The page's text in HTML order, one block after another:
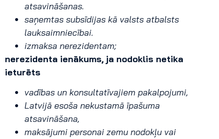
atsavināšanas.
saņemtas subsīdijas kā valsts atbalsts
lauksaimniecībai.
izmaksa nerezidentam;
nerezidenta ienākums, ja nodoklis netika
ieturēts
vadības un konsultatīvajiem pakalpojumi,
Latvijā esoša nekustamā īpašuma
atsavināšana,
maksājumi personai zemu nodokļu vai